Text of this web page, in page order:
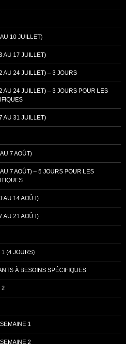
10 JUILLET)
AU 17 JUILLET)
AU 24 JUILLET) – 3 JOURS
AU 24 JUILLET) – 3 JOURS POUR LES
AU 31 JUILLET)
7 AOÛT)
7 AOÛT) – 5 JOURS POUR LES
AU 14 AOÛT)
AU 21 AOÛT)
1 (4 JOURS)
À BESOINS SPÉCIFIQUES
2
1
2